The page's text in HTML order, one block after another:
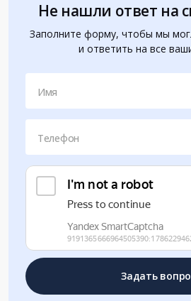
Не нашли ответ на
Заполните форму, чтобы мы
и ответить на все
Имя
Телефон
Задать